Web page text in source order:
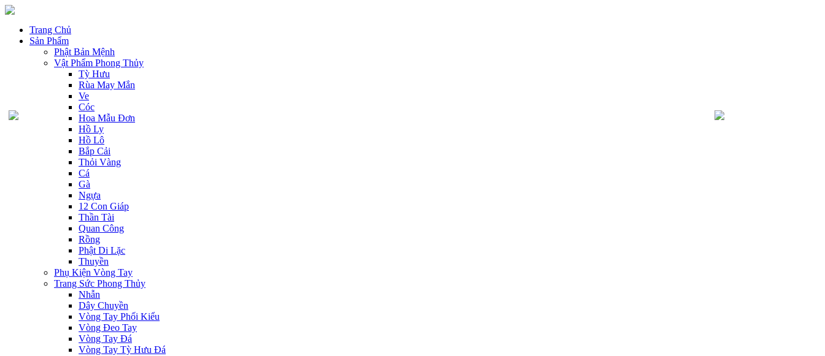
Trang Chủ
Sản Phẩm
Phật Bản Mệnh
Vật Phẩm Phong Thủy
Tỳ Hưu
Rùa May Mắn
Ve
Cóc
Hoa Mẫu Đơn
Hồ Ly
Hồ Lô
Bắp Cải
Thỏi Vàng
Cá
Gà
Ngựa
12 Con Giáp
Thần Tài
Quan Công
Rồng
Phật Di Lặc
Thuyền
Phụ Kiện Vòng Tay
Trang Sức Phong Thủy
Nhẫn
Dây Chuyền
Vòng Tay Phối Kiểu
Vòng Đeo Tay
Vòng Tay Đá
Vòng Tay Tỳ Hưu Đá